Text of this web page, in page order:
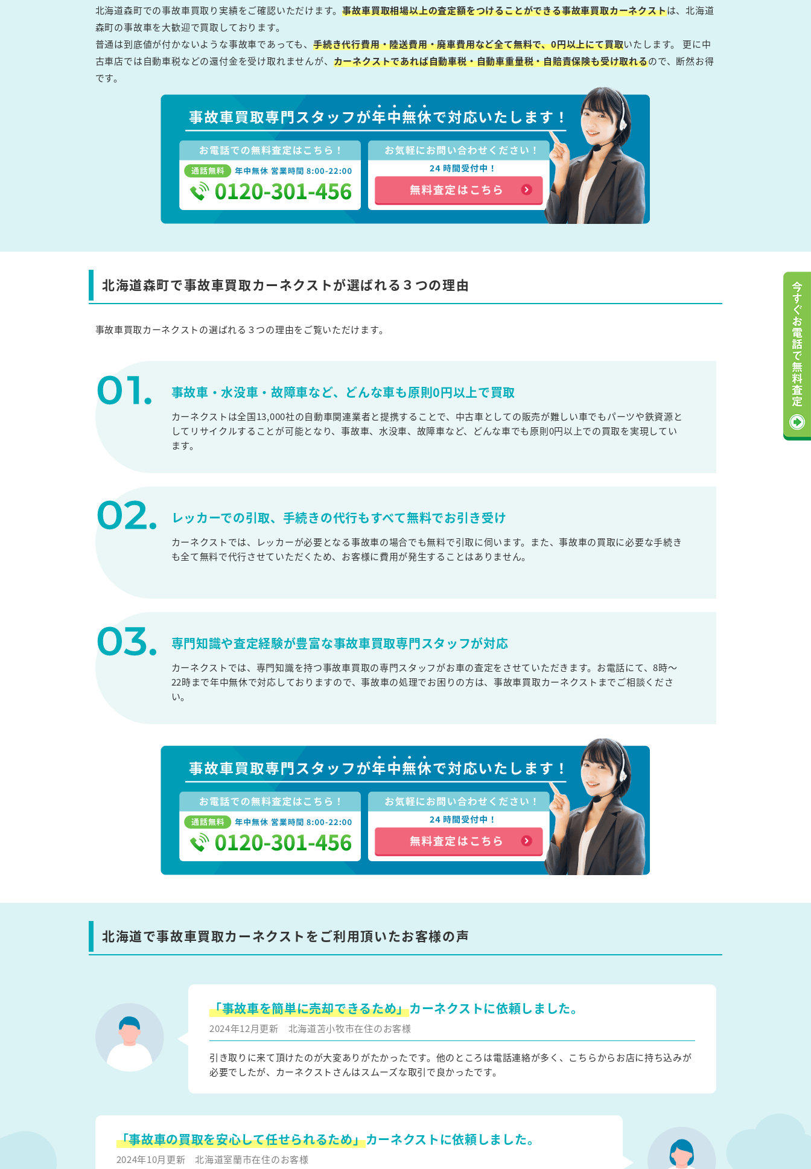
北海道森町での事故車買取り実績をご確認いただけます。事故車買取相場以上の査定額をつけることができる事故車買取カーネクストは、北海道
森町の事故車を大歓迎で買取しております。
普通は到底値が付かないような事故車であっても、 手続き代行費用・陸送費用・廃車費用など全て無料で、0円以上にて買取いたします。 更に中
古車店では自動車税などの還付金を受け取れませんが、 カーネクストであれば自動車税・自動車重量税・自賠責保険も受け取れるので、断然お得
です。
北海道森町で事故車買取カーネクストが選ばれる３つの理由
事故車買取カーネクストの選ばれる３つの理由をご覧いただけます。
事故車・水没車・故障車など、どんな車も原則0円以上で買取
カーネクストは全国13,000社の自動車関連業者と提携することで、中古車としての販売が難しい車でもパーツや鉄資源と
してリサイクルすることが可能となり、事故車、水没車、故障車など、どんな車でも原則0円以上での買取を実現してい
ます。
レッカーでの引取、手続きの代行もすべて無料でお引き受け
カーネクストでは、レッカーが必要となる事故車の場合でも無料で引取に伺います。また、事故車の買取に必要な手続き
も全て無料で代行させていただくため、お客様に費用が発生することはありません。
専門知識や査定経験が豊富な事故車買取専門スタッフが対応
カーネクストでは、専門知識を持つ事故車買取の専門スタッフがお車の査定をさせていただきます。お電話にて、8時～
22時まで年中無休で対応しておりますので、事故車の処理でお困りの方は、事故車買取カーネクストまでご相談くださ
い。
北海道で事故車買取カーネクストをご利用頂いたお客様の声
「事故車を簡単に売却できるため」カーネクストに依頼しました。
2024年12月更新 北海道苫小牧市在住のお客様
引き取りに来て頂けたのが大変ありがたかったです。他のところは電話連絡が多く、こちらからお店に持ち込みが
必要でしたが、カーネクストさんはスムーズな取引で良かったです。
「事故車の買取を安心して任せられるため」カーネクストに依頼しました。
2024年10月更新北海道室蘭市在住のお客様